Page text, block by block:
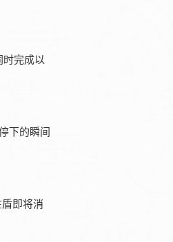
时完成以
下的瞬间
即将消